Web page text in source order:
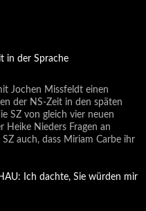
in der Sprache
Jochen Missfeldt einen
der NS-Zeit in den späten
SZ von gleich vier neuen
Heike Nieders Fragen an
auch, dass Miriam Carbe ihr
Ich dachte, Sie würden mir